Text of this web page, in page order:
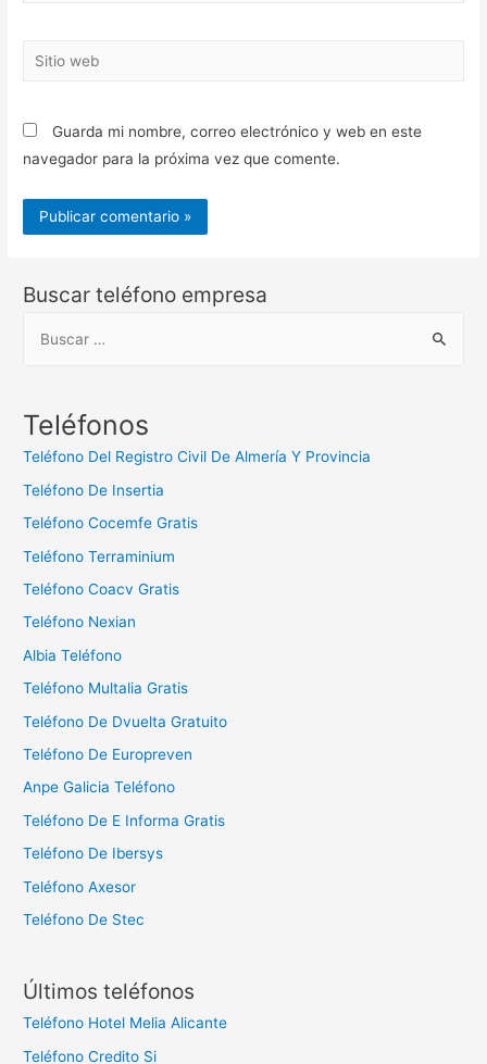
Sitio
Guarda mi nombre, correo electrónico y web en este
navegador para la próxima vez que comente.
Buscar teléfono empresa
c
:
Teléfonos
Teléfono Del Registro Civil De Almería Y Provincia
Teléfono De Insertia
Teléfono Cocemfe Gratis
Teléfono Terraminium
Teléfono Coacv Gratis
Teléfono Nexian
Albia Teléfono
Teléfono Multalia Gratis
Teléfono De Dvuelta Gratuito
Teléfono De Europreven
Anpe Galicia Teléfono
Teléfono De E Informa Gratis
Teléfono De Ibersys
Teléfono Axesor
Teléfono De Stec
Últimos teléfonos
Teléfono Hotel Melia Alicante
Teléfono Credito Si